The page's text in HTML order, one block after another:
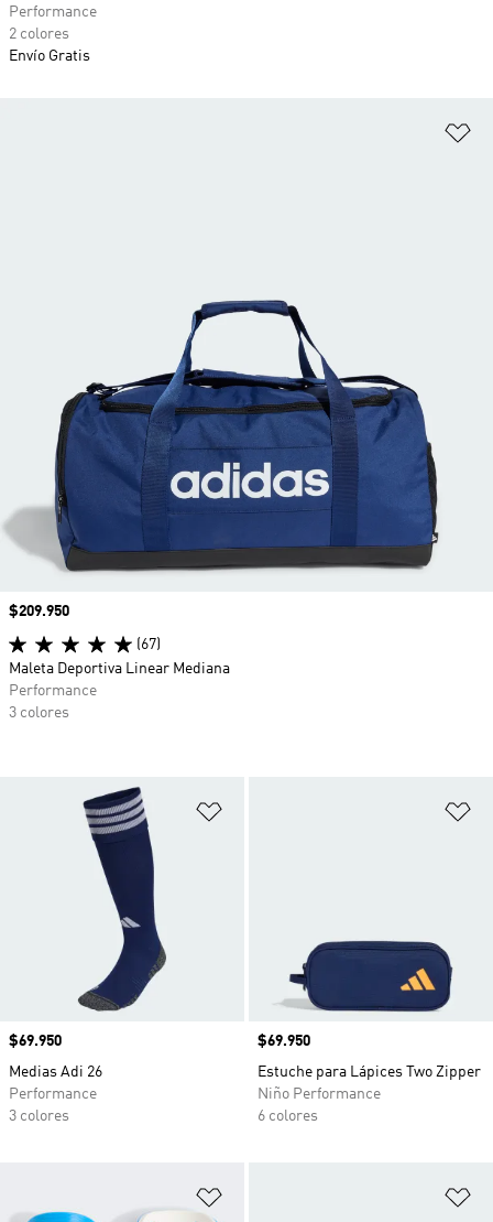
Performance
2 colores
Envío Gratis
Precio
$69.950
Medias Adi 26
Performance
3 colores
Precio
$69.950
Estuche para Lápices Two Zipper
Niño Performance
6 colores
Precio
$209.950
(67)
Maleta Deportiva Linear Mediana
Performance
3 colores